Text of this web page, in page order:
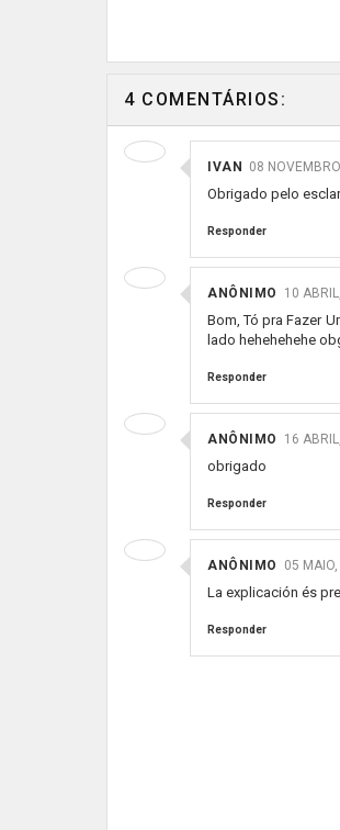
4 COMENTÁRIOS:
IVAN 08
Obrigado pelo
Responder
ANÔNIMO 10
Bom, Tó pra Fazer
lado hehehehehe
Responder
ANÔNIMO 16
obrigado
Responder
ANÔNIMO 05
La explicación és
Responder